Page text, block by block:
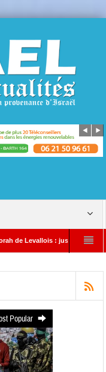
: jusqu’à quand le
Popular